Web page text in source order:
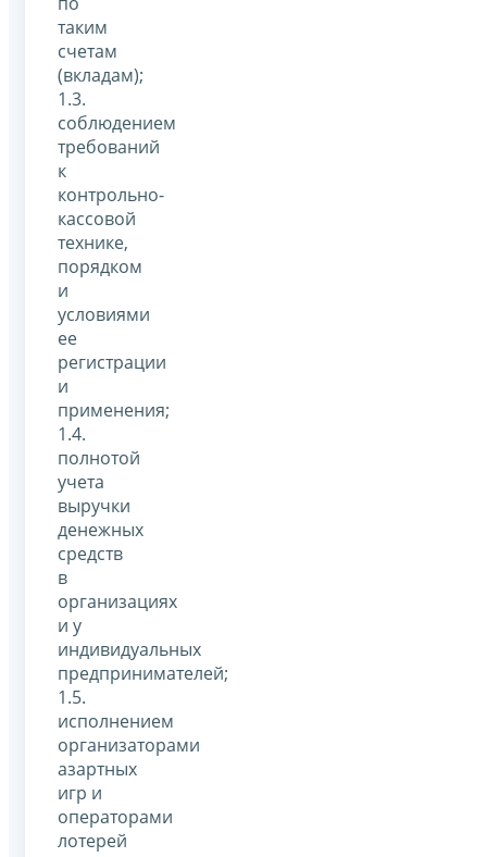
таким
счетам
(вкладам);
1.3.
соблюдением
требований
к
контрольно-
кассовой
технике,
порядком
и
условиями
ее
регистрации
и
применения;
1.4.
полнотой
учета
выручки
денежных
средств
в
организациях
и у
индивидуальных
предпринимателей;
1.5.
исполнением
организаторами
азартных
игр и
операторами
лотерей